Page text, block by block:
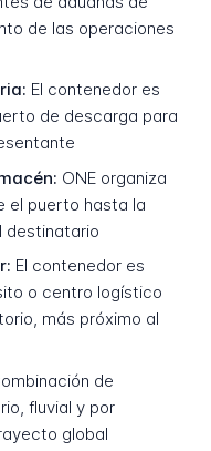
de las operaciones
El contenedor es
de descarga para
ONE organiza
el puerto hasta la
destinatario
El contenedor es
o centro logístico
más próximo al
de
fluvial y por
global